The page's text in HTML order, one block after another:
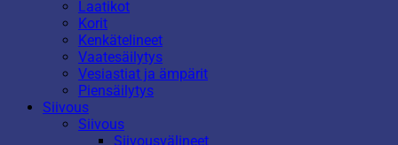
Laatikot
Korit
Kenkätelineet
Vaatesäilytys
Vesiastiat ja ämpärit
Piensäilytys
Siivous
Siivous
Siivousvälineet